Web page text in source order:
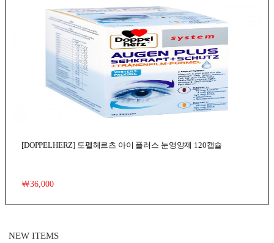
[DOPPELHERZ] 도펠헤르츠 아이 플러스 눈영양제 120캡슐
￦36,000
NEW ITEMS